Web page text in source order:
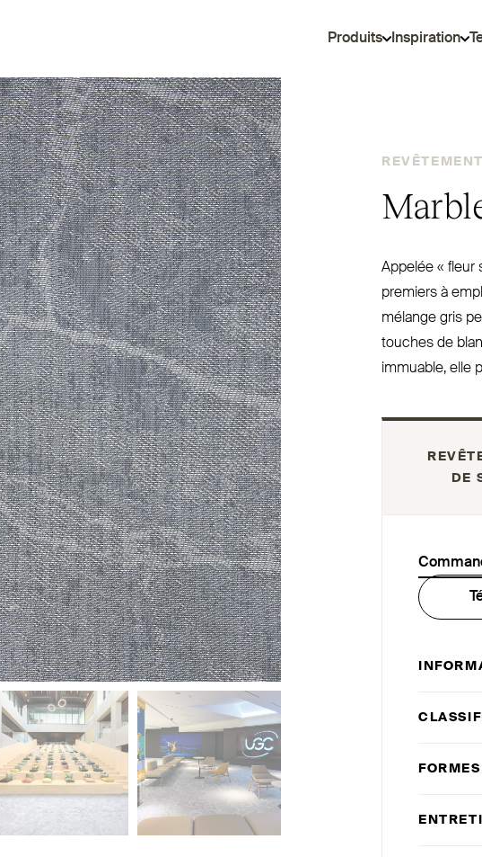
Produits Inspiration
Appelée « fleur
premiers à
mélange gris
touches de
immuable, elle
DE